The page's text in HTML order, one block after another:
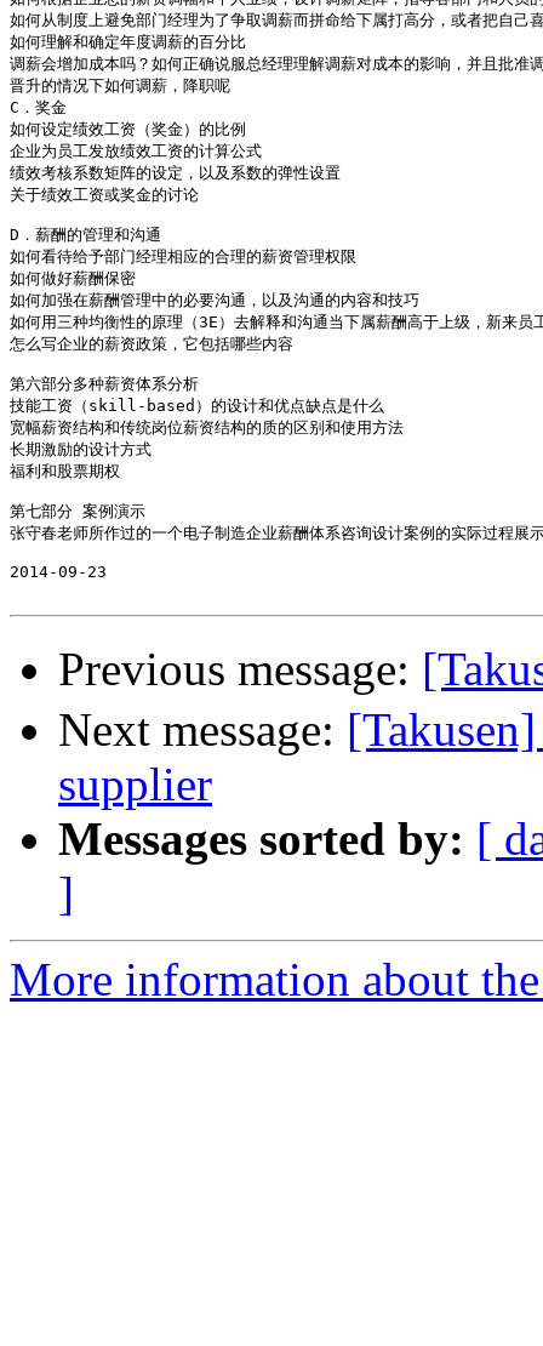
如何从制度上避免部门经理为了争取调薪而拼命给下属打高分，或者把自己
如何理解和确定年度调薪的百分比
调薪会增加成本吗？如何正确说服总经理理解调薪对成本的影响，并且批准
晋升的情况下如何调薪，降职呢
C．奖金
如何设定绩效工资（奖金）的比例
企业为员工发放绩效工资的计算公式
绩效考核系数矩阵的设定，以及系数的弹性设置
关于绩效工资或奖金的讨论
D．薪酬的管理和沟通
如何看待给予部门经理相应的合理的薪资管理权限
如何做好薪酬保密
如何加强在薪酬管理中的必要沟通，以及沟通的内容和技巧
如何用三种均衡性的原理（3E）去解释和沟通当下属薪酬高于上级，新来员
怎么写企业的薪资政策，它包括哪些内容
第六部分多种薪资体系分析
技能工资（skill-based）的设计和优点缺点是什么
宽幅薪资结构和传统岗位薪资结构的质的区别和使用方法
长期激励的设计方式
福利和股票期权
第七部分 案例演示
张守春老师所作过的一个电子制造企业薪酬体系咨询设计案例的实际过程展
2014-09-23
Previous message:
Next message:
supplier
Messages sorted by: [
]
More information about